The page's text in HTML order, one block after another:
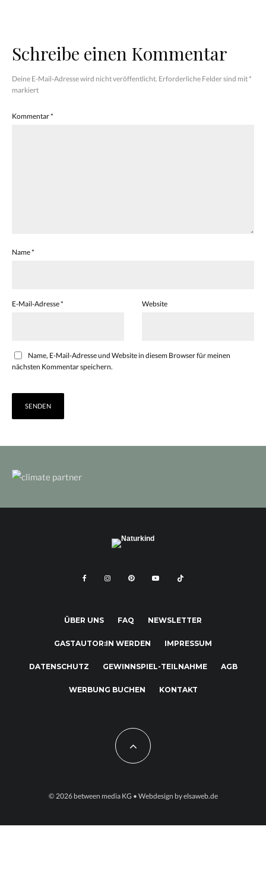
Schreibe einen Kommentar
Deine E-Mail-Adresse wird nicht veröffentlicht. Erforderliche Felder sind mit *
markiert
Kommentar*
Name*
E-Mail-Adresse* Website
Name, E-Mail-Adresse und Website in diesem Browser für meinen
nächsten Kommentar speichern.
ÜBER UNS FAQ NEWSLETTER
GASTAUTOR:IN WERDEN IMPRESSUM
DATENSCHUTZ GEWINNSPIEL-TEILNAHME AGB
WERBUNG BUCHEN KONTAKT
© 2026 between media KG • Webdesign byelsaweb.de